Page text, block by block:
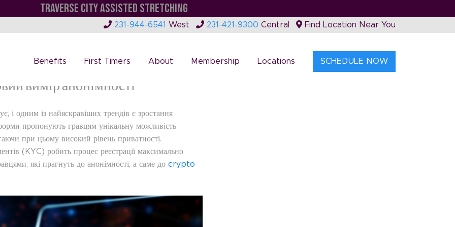
TRAVERSE CITY ASSISTED STRETCHING
231-944-6541 West 231-421-9300 Central Find Location Near You
Benefits First Timers About Membership Locations SCHEDULE NOW
floor: smart strategies for
вимір анонімності
і одним із найяскравіших трендів є зростання
пропонують гравцям унікальну можливість
при цьому високий рівень приватності.
(KYC) робить процес реєстрації максимально
які прагнуть до анонімності, а саме до crypto